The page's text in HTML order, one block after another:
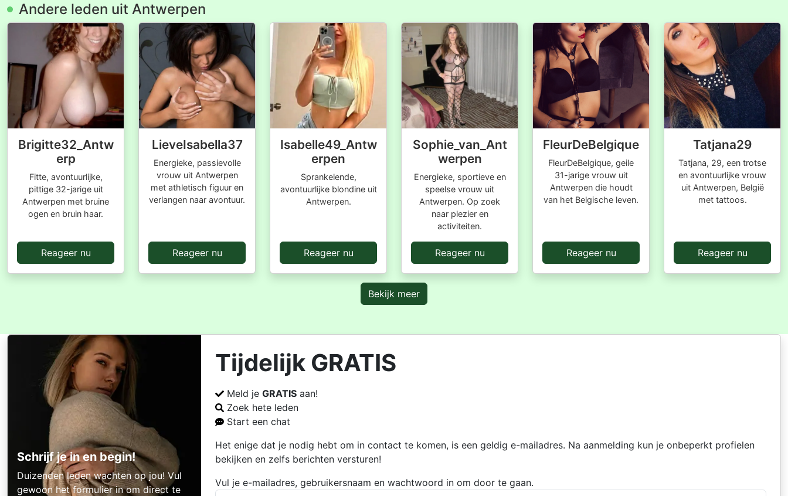
Andere leden uit Antwerpen
Brigitte32_Antw
erp
Fitte, avontuurlijke,
pittige 32-jarige uit
Antwerpen met bruine
ogen en bruin haar.
Reageer nu
LieveIsabella37
Energieke, passievolle
vrouw uit Antwerpen
met athletisch figuur en
verlangen naar avontuur.
Reageer nu
Isabelle49_Antw
erpen
Sprankelende,
avontuurlijke blondine uit
Antwerpen.
Reageer nu
Sophie_van_Ant
werpen
Energieke, sportieve en
speelse vrouw uit
Antwerpen. Op zoek
naar plezier en
activiteiten.
Reageer nu
FleurDeBelgique
FleurDeBelgique, geile
31-jarige vrouw uit
Antwerpen die houdt
van het Belgische leven.
Reageer nu
Tatjana29
Tatjana, 29, een trotse
en avontuurlijke vrouw
uit Antwerpen, België
met tattoos.
Reageer nu
Bekijk meer
Schrijf je in en begin!
Duizenden leden wachten op jou! Vul
gewoon het formulier in om direct te
Tijdelijk GRATIS
Meld je GRATISaan!
Zoek hete leden
Start een chat
Het enige dat je nodig hebt om in contact te komen, is een geldig e-mailadres. Na aanmelding kun je onbeperkt profielen
bekijken en zelfs berichten versturen!
Vul je e-mailadres, gebruikersnaam en wachtwoord in om door te gaan.